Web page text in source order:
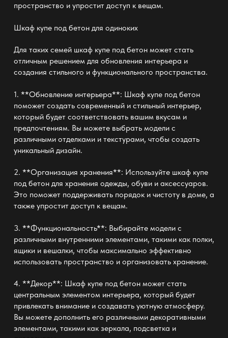
пространство и упростит доступ к вещам.
Шкаф купе под бетондля одиноких
Для таких семей шкаф купе под бетон может стать
отличным решением для обновления интерьера и
создания стильного и функционального пространства.
1. **Обновление интерьера**: Шкаф купе под бетон
поможет создать современный и стильный интерьер,
который будет соответствовать вашим вкусам и
предпочтениям. Вы можете выбрать модели с
различными отделками и текстурами, чтобы создать
уникальный дизайн.
2. **Организация хранения**: Используйте шкаф купе
под бетон для хранения одежды, обуви и аксессуаров.
Это поможет поддерживать порядок и чистоту в доме, а
также упростит доступ к вещам.
3. **Функциональность**: Выбирайте модели с
различными внутренними элементами, такими как полки,
ящики и вешалки, чтобы максимально эффективно
использовать пространство и организовать хранение.
4. **Декор**: Шкаф купе под бетон может стать
центральным элементом интерьера, который будет
привлекать внимание и создавать уютную атмосферу.
Вы можете дополнить его различными декоративными
элементами, такими как зеркала, подсветка и